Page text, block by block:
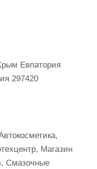
Евпатория
297420
Магазин
Смазочные